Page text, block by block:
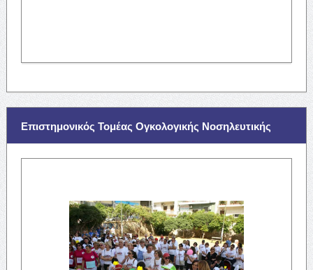
Επιστημονικός Τομέας Ογκολογικής Νοσηλευτικής